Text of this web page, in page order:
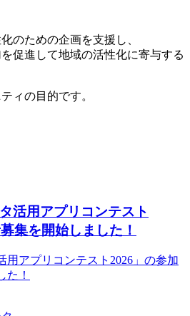
のための企画を支援し、
促進して地域の活性化に寄与する
ィの目的です。
活用アプリコンテスト
集を開始しました！
用アプリコンテスト2026」の参加
た！